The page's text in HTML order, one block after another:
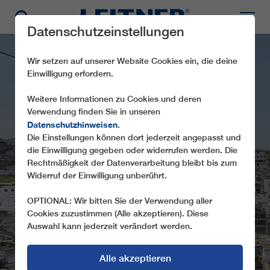
LEITNER IN
KOLUMBIEN WEITER
AUF ERFOLGSKURS
URBANE SEILBAHNEN HABEN IN
KOLUMBIEN SEIT JAHREN TRADITION
Datenschutzeinstellungen
Wir setzen auf unserer Website Cookies ein, die deine
Einwilligung erfordern.
Weitere Informationen zu Cookies und deren
Verwendung finden Sie in unseren
Datenschutzhinweisen.
Die Einstellungen können dort jederzeit angepasst und
die Einwilligung gegeben oder widerrufen werden. Die
Rechtmäßigkeit der Datenverarbeitung bleibt bis zum
Widerruf der Einwilligung unberührt.
OPTIONAL: Wir bitten Sie der Verwendung aller
Cookies zuzustimmen (Alle akzeptieren). Diese
Auswahl kann jederzeit verändert werden.
Alle akzeptieren